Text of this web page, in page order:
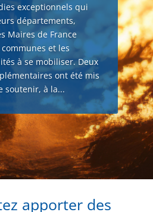
exceptionnels qui
départements,
Maires de France
et les
à se mobiliser. Deux
ont été mis
soutenir, à la...
apporter des